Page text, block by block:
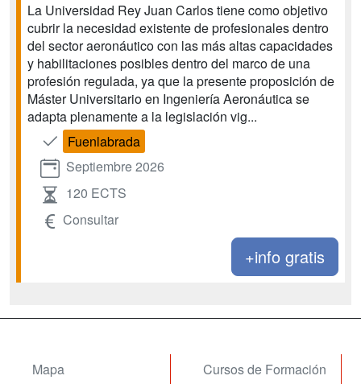
La Universidad Rey Juan Carlos tiene como objetivo
cubrir la necesidad existente de profesionales dentro
del sector aeronáutico con las más altas capacidades
y habilitaciones posibles dentro del marco de una
profesión regulada, ya que la presente proposición de
Máster Universitario en Ingeniería Aeronáutica se
adapta plenamente a la legislación vig...
Fuenlabrada
Septiembre 2026
120 ECTS
Consultar
+info gratis
Mapa
Cursos de Formación